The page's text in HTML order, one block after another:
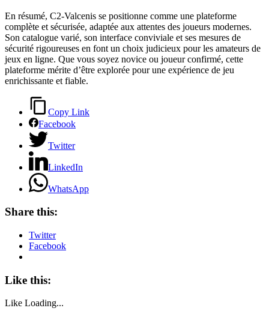
En résumé, C2-Valcenis se positionne comme une plateforme
complète et sécurisée, adaptée aux attentes des joueurs modernes.
Son catalogue varié, son interface conviviale et ses mesures de
sécurité rigoureuses en font un choix judicieux pour les amateurs de
jeux en ligne. Que vous soyez novice ou joueur confirmé, cette
plateforme mérite d’être explorée pour une expérience de jeu
enrichissante et fiable.
Copy Link
Facebook
Twitter
LinkedIn
WhatsApp
Share this:
Twitter
Facebook
Like this:
Like Loading...